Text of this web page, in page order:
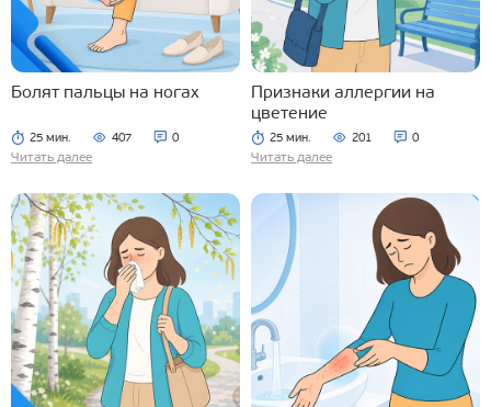
Болят пальцы на ногах
25 мин. 407 0
Читать далее
Признаки аллергии на
цветение
25 мин. 201 0
Читать далее